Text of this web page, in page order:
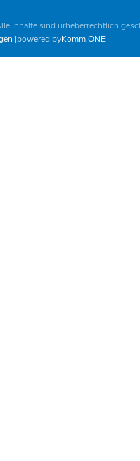
Inhalte sind urheberrechtlich
powered byKomm.ONE